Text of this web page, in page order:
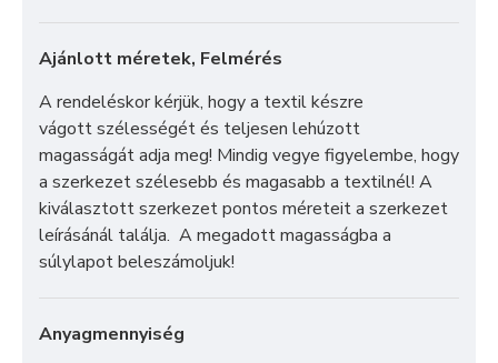
Ajánlott méretek, Felmérés
A rendeléskor kérjük, hogy a textil készre
vágott szélességét és teljesen lehúzott
magasságát adja meg! Mindig vegye figyelembe, hogy
a szerkezet szélesebb és magasabb a textilnél! A
kiválasztott szerkezet pontos méreteit a szerkezet
leírásánál találja. A megadott magasságba a
súlylapot beleszámoljuk!
Anyagmennyiség